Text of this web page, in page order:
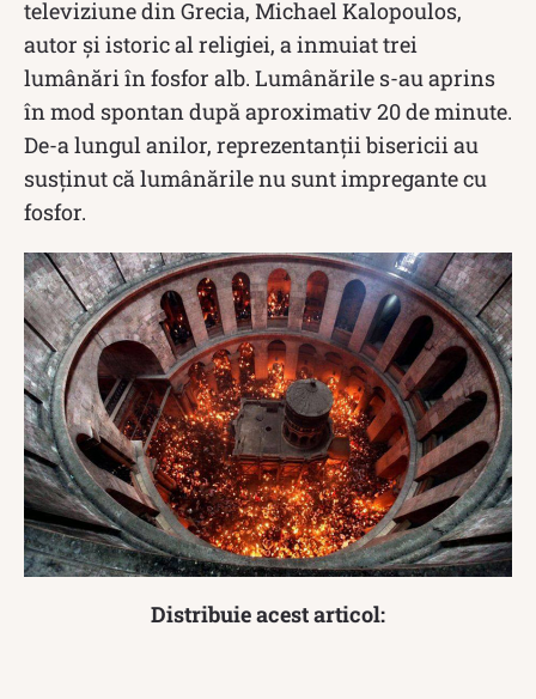
televiziune din Grecia, Michael Kalopoulos,
autor și istoric al religiei, a inmuiat trei
lumânări în fosfor alb. Lumânările s-au aprins
în mod spontan după aproximativ 20 de minute.
De-a lungul anilor, reprezentanții bisericii au
susținut că lumânările nu sunt impregante cu
fosfor.
Distribuie acest articol: